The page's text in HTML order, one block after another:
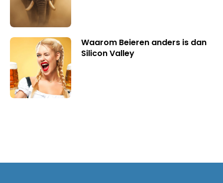
Waarom Beieren anders is dan
Silicon Valley